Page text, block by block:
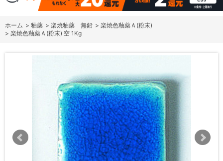
ホーム > 釉薬 > 楽焼釉薬 無鉛 > 楽焼色釉薬Ａ(粉末)
> 楽焼色釉薬Ａ(粉末) 空 1Kg